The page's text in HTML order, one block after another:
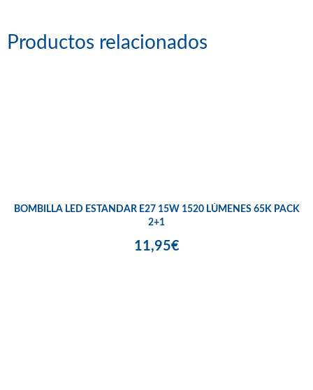
Productos relacionados
BOMBILLA LED ESTANDAR E27 15W 1520 LÚMENES 65K PACK
2+1
11,95€